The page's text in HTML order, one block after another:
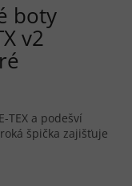
boty
v2
TEX a podešví
špička zajišťuje